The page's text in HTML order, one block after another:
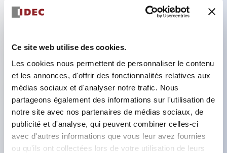
Ce site web utilise des cookies.
Les cookies nous permettent de personnaliser le contenu
et les annonces, d'offrir des fonctionnalités relatives aux
médias sociaux et d'analyser notre trafic. Nous
partageons également des informations sur l'utilisation de
notre site avec nos partenaires de médias sociaux, de
publicité et d'analyse, qui peuvent combiner celles-ci
avec d'autres informations que vous leur avez fournies
ou qu'ils ont collectées lors de votre utilisation de leurs
Bloc de contact à 2 étages avec 2 contacts,
permettant une configuration à 4 contacts
contact à 11 étages), 59,9 mm (*bloc de contact à
22 étages). Conception peu encombrante
possible.
Structure de sécurité de 3e génération :
déclenchement à 2 actions, garde intégrée,
structure de protection des doigts IP20.